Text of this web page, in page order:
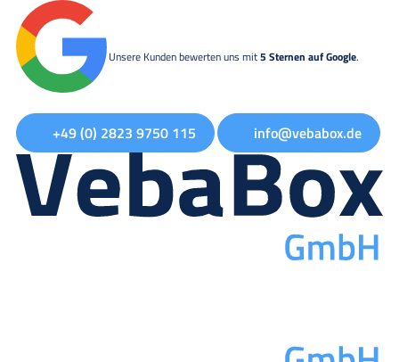
Unsere Kunden bewerten uns mit5 Sternen auf Google.
+49 (0) 2823 9750 115 info@vebabox.de